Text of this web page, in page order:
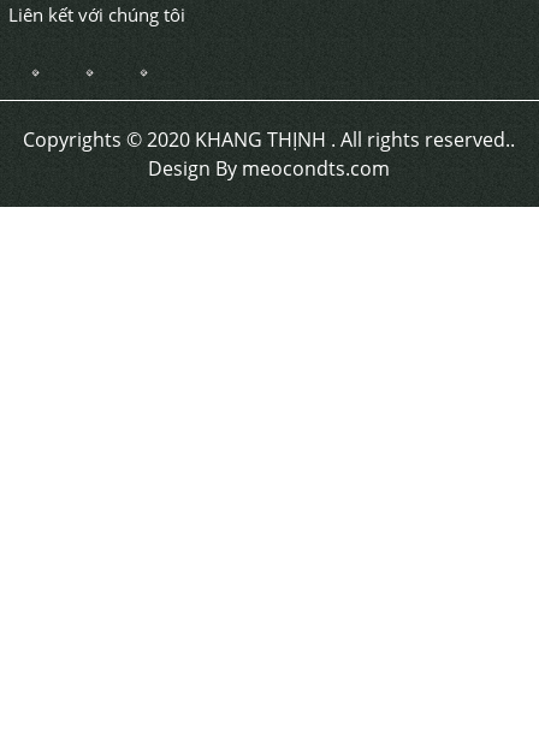
Liên kết với chúng tôi
Copyrights © 2020 KHANG THỊNH . All rights reserved..
Design By meocondts.com